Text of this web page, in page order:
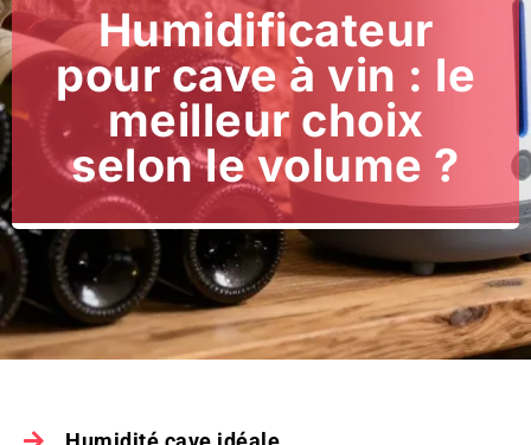
Humidificateur
pour cave à vin : le
meilleur choix
selon le volume ?